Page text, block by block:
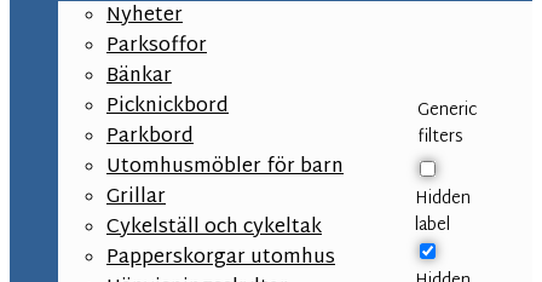
Generic
filters
Hidden
label
Nyheter
Parksoffor
Bänkar
Picknickbord
Parkbord
Utomhusmöbler för barn
Grillar
Cykelställ och cykeltak
Papperskorgar utomhus